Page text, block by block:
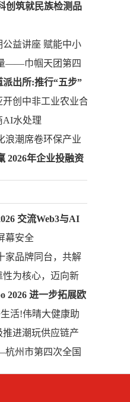
创筑就民族检测品
公益讲座 赋能中小
——巾帼天团第四
出所:推行“五步”
创中非工业农业合
AI水处理
浪潮席卷环保产业
2026年企业投融资
交流Web3与AI
幕安全
家品牌同台，共解
为核心，迈向新
2026 进一步拓展欧
活!伟晴大健康助
进潮玩供应链产
州市第四次全国